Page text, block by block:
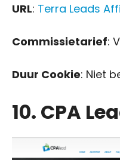
URL: Terra Leads
Commissietarief:
Duur Cookie: Niet
10. CPA